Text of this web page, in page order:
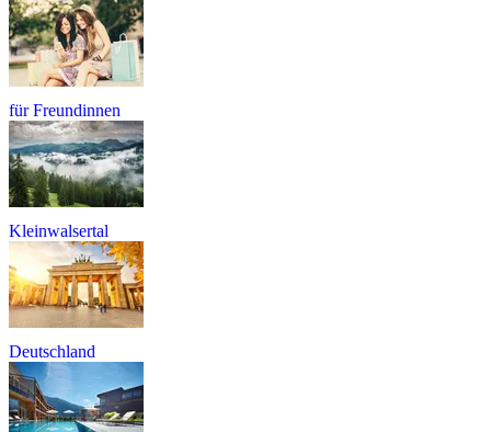
für Freundinnen
Kleinwalsertal
Deutschland